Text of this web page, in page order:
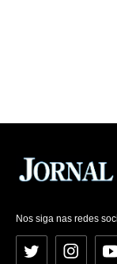
Nos siga nas redes
Twitter